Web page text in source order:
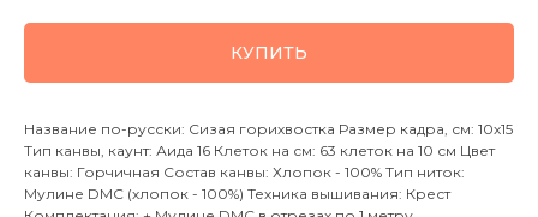
КУПИТЬ
Название по-русски: Сизая горихвостка Размер кадра, см: 10х15
Тип канвы, каунт: Аида 16 Клеток на см: 63 клеток на 10 см Цвет
канвы: Горчичная Состав канвы: Хлопок - 100% Тип ниток:
Мулине DMC (хлопок - 100%) Техника вышивания: Крест